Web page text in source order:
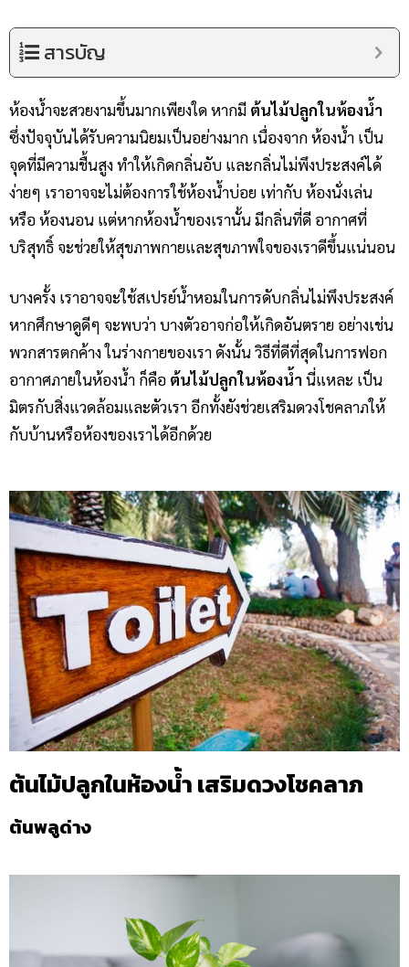
สารบัญ
ห้องน้ำจะสวยงามขึ้นมากเพียงใด หากมี ต้นไม้ปลูกในห้องน้ำ
ซึ่งปัจจุบันได้รับความนิยมเป็นอย่างมาก เนื่องจาก ห้องน้ำ เป็น
จุดที่มีความชื้นสูง ทำให้เกิดกลิ่นอับ และกลิ่นไม่พึงประสงค์ได้
ง่ายๆ เราอาจจะไม่ต้องการใช้ห้องน้ำบ่อย เท่ากับ ห้องนั่งเล่น
หรือ ห้องนอน แต่หากห้องน้ำของเรานั้น มีกลิ่นที่ดี อากาศที่
บริสุทธิ์ จะช่วยให้สุขภาพกายและสุขภาพใจของเราดีขึ้นแน่นอน
บางครั้ง เราอาจจะใช้สเปรย์น้ำหอมในการดับกลิ่นไม่พึงประสงค์
หากศึกษาดูดีๆ จะพบว่า บางตัวอาจก่อให้เกิดอันตราย อย่างเช่น
พวกสารตกค้าง ในร่างกายของเรา ดังนั้น วิธีที่ดีที่สุดในการฟอก
อากาศภายในห้องน้ำ ก็คือ ต้นไม้ปลูกในห้องน้ำนี่แหละ เป็น
มิตรกับสิ่งแวดล้อมและตัวเรา อีกทั้งยังช่วยเสริมดวงโชคลาภให้
กับบ้านหรือห้องของเราได้อีกด้วย
ต้นไม้ปลูกในห้องน้ำ เสริมดวงโชคลาภ
ต้นพลูด่าง